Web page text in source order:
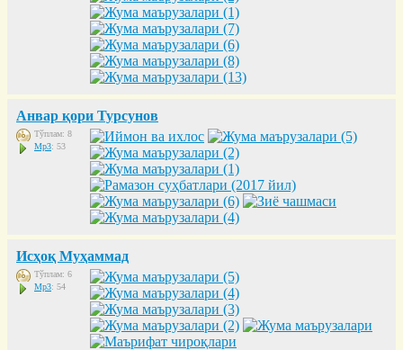
Анвар қори Турсунов
Тўплам: 8
Mp3: 53
Исҳоқ Муҳаммад
Тўплам: 6
Mp3: 54